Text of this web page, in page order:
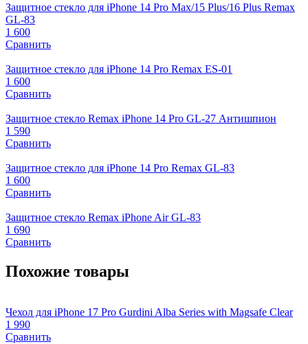
Защитное стекло для iPhone 14 Pro Max/15 Plus/16 Plus Remax
GL-83
1 600
Сравнить
Защитное стекло для iPhone 14 Pro Remax ES-01
1 600
Сравнить
Защитное стекло Remax iPhone 14 Pro GL-27 Антишпион
1 590
Сравнить
Защитное стекло для iPhone 14 Pro Remax GL-83
1 600
Сравнить
Защитное стекло Remax iPhone Air GL-83
1 690
Сравнить
Похожие товары
Чехол для iPhone 17 Pro Gurdini Alba Series with Magsafe Clear
1 990
Сравнить